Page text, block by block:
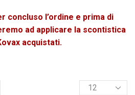
concluso l’ordine e prima di
ad applicare la scontistica
acquistati.